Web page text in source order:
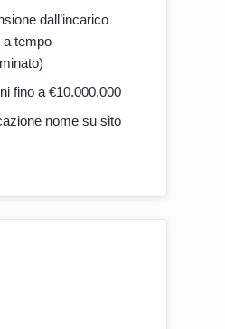
dall’incarico
a tempo
fino a €10.000.000
nome su sito